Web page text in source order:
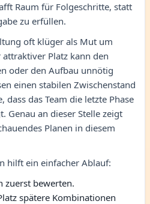
Raum für Folgeschritte, statt
zu erfüllen.
oft klüger als Mut um
attraktiver Platz kann den
oder den Aufbau unnötig
einen stabilen Zwischenstand
dass das Team die letzte Phase
Genau an dieser Stelle zeigt
Planen in diesem
hilft ein einfacher Ablauf:
zuerst bewerten.
spätere Kombinationen